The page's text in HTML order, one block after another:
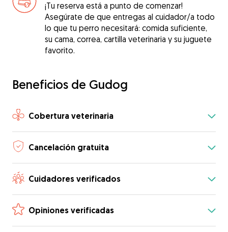
¡Tu reserva está a punto de comenzar!
Asegúrate de que entregas al cuidador/a todo
lo que tu perro necesitará: comida suficiente,
su cama, correa, cartilla veterinaria y su juguete
favorito.
Beneficios de Gudog
Cobertura veterinaria
Cancelación gratuita
Cuidadores verificados
Opiniones verificadas